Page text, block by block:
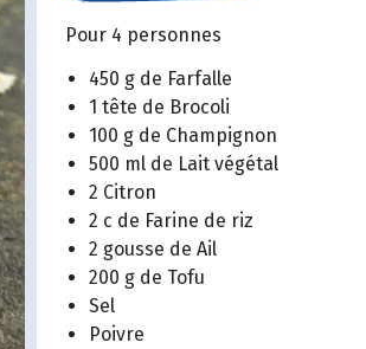
Pour 4 personnes
450 g de Farfalle
1 tête de Brocoli
100 g de Champignon
500 ml de Lait végétal
2 Citron
2 c de Farine de riz
2 gousse de Ail
200 g de Tofu
Sel
Poivre